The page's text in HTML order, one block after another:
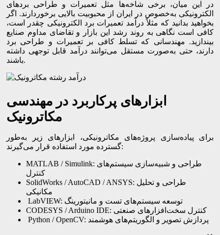
در این میان، برخی شاخه‌ها مثل تعمیرات و طراحی بردهای
الکترونیکی به‌خصوص در ایران از محبوبیت بالایی برخوردارند. اگر
بخواهید بدانید که مثلاً درآمد تعمیرات برد الکترونیکی چقدر است،
کافی است نگاهی به روند رشد این بازار و تقاضای مداوم صنایع
بیندازید. مهندسانی که تسلط کافی بر تعمیرات و طراحی برد
دارند، حتی به‌صورت مستقل می‌توانند درآمد قابل توجهی داشته
باشند.
ابزارهای پرکاربرد در مهندسی
مکاترونیک
برای پیاده‌سازی پروژه‌های مکاترونیکی، ابزارهای زیر به‌طور
گسترده مورد استفاده قرار می‌گیرند:
MATLAB / Simulink: طراحی و شبیه‌سازی سیستم‌های
کنترل
SolidWorks / AutoCAD / ANSYS: طراحی و تحلیل
مکانیکی
LabVIEW: توسعه سیستم‌های تست و مانیتورینگ
CODESYS / Arduino IDE: کنترل سخت‌افزارهای صنعتی
Python / OpenCV: پردازش تصویر و الگوریتم‌های هوشمند